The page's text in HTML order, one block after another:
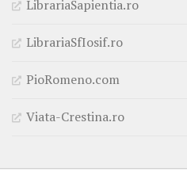
LibrariaSapientia.ro
LibrariaSfIosif.ro
PioRomeno.com
Viata-Crestina.ro